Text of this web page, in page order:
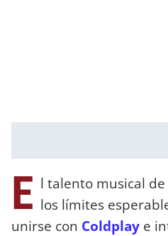
E l talento musical de
los límites
unirse con Coldplay e